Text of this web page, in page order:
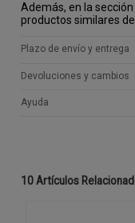
Además, en la sección
productos similares
Plazo de envío y entrega
Devoluciones y cambios
Ayuda
10 Artículos